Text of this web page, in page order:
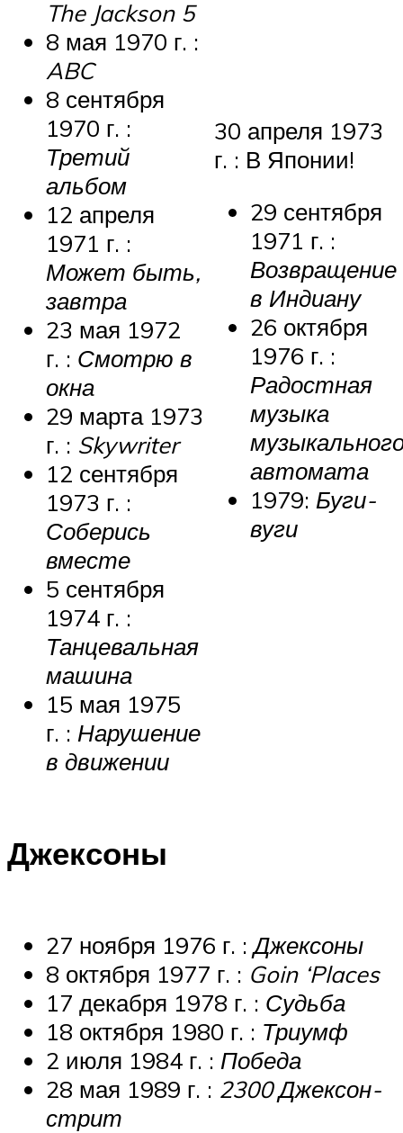
The Jackson 5
8 мая 1970 г. :
ABC
8 сентября
1970 г. :
Третий
альбом
12 апреля
1971 г. :
Может быть,
завтра
23 мая 1972
г. : Смотрю в
окна
29 марта 1973
г. : Skywriter
12 сентября
1973 г. :
Соберись
вместе
5 сентября
1974 г. :
Танцевальная
машина
15 мая 1975
г. : Нарушение
в движении
30 апреля 1973
г. : В Японии!
29 сентября
1971 г. :
Возвращение
в Индиану
26 октября
1976 г. :
Радостная
музыка
автомата
1979: Буги-
вуги
Джексоны
27 ноября 1976 г. :Джексоны
8 октября 1977 г. : Goin ‘Places
17 декабря 1978 г. : Судьба
18 октября 1980 г. : Триумф
2 июля 1984 г. : Победа
28 мая 1989 г. : 2300 Джексон-
стрит